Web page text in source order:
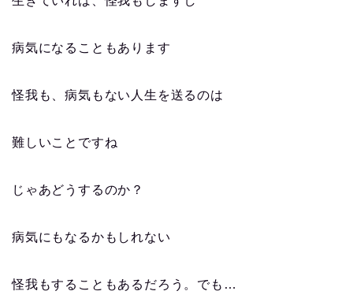
病気になることもあります
怪我も、病気もない人生を送るのは
難しいことですね
じゃあどうするのか？
病気にもなるかもしれない
怪我もすることもあるだろう。でも…